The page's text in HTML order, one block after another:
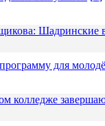
Шадринские
для
колледже